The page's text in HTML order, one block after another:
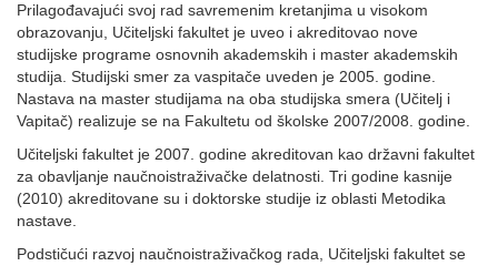
Prilagođavajući svoj rad savremenim kretanjima u visokom
obrazovanju, Učiteljski fakultet je uveo i akreditovao nove
studijske programe osnovnih akademskih i master akademskih
studija. Studijski smer za vaspitače uveden je 2005. godine.
Nastava na master studijama na oba studijska smera (Učitelj i
Vapitač) realizuje se na Fakultetu od školske 2007/2008. godine.
Učiteljski fakultet je 2007. godine akreditovan kao državni fakultet
za obavljanje naučnoistraživačke delatnosti. Tri godine kasnije
(2010) akreditovane su i doktorske studije iz oblasti Metodika
nastave.
Podstičući razvoj naučnoistraživačkog rada, Učiteljski fakultet se